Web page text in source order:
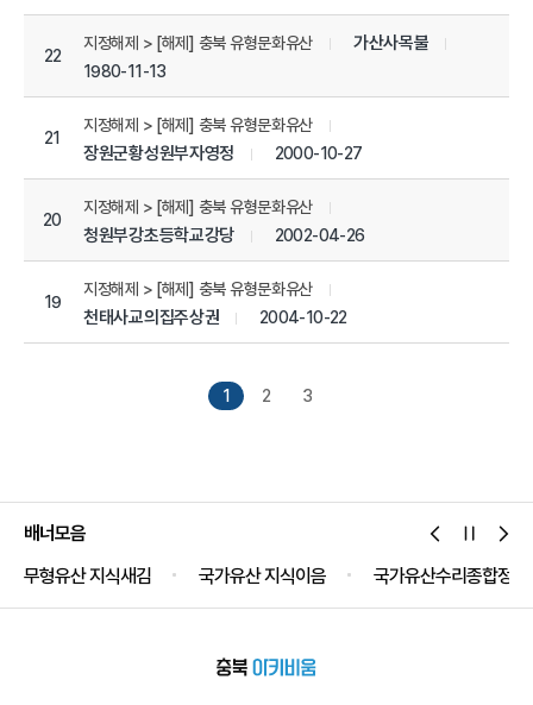
22
지정해제 > [해제] 충북 유형문화유산 가산사목불
1980-11-13
21
지정해제 > [해제] 충북 유형문화유산
장원군황성원부자영정 2000-10-27
20
지정해제 > [해제] 충북 유형문화유산
청원부강초등학교강당 2002-04-26
19
지정해제 > [해제] 충북 유형문화유산
천태사교의집주상권 2004-10-22
1 2 3
배너모음
무형유산 지식새김
국가유산 지식이음 국가유산수리종합정보